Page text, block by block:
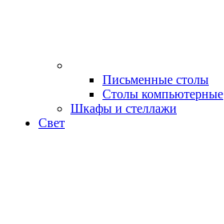
Письменные столы
Столы компьютерные
Шкафы и стеллажи
Свет